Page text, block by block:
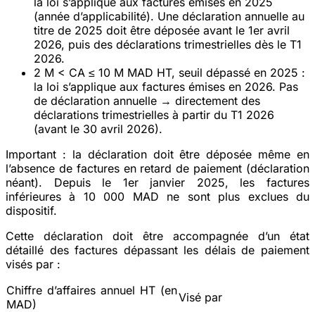
(année d’applicabilité). Une déclaration annuelle au
titre de 2025 doit être déposée avant le 1er avril
2026, puis des déclarations trimestrielles dès le T1
2026.
2 M < CA ≤ 10 M MAD HT, seuil dépassé en 2025 :
la loi s’applique aux factures émises en 2026. Pas
de déclaration annuelle → directement des
déclarations trimestrielles à partir du T1 2026
(avant le 30 avril 2026).
Important : la déclaration doit être déposée même en
l’absence de factures en retard de paiement (déclaration
néant). Depuis le 1er janvier 2025, les factures
inférieures à 10 000 MAD ne sont plus exclues du
dispositif.
Cette déclaration doit être accompagnée d’un état
détaillé des factures dépassant les délais de paiement
visés par :
Chiffre d’affaires annuel HT (en
MAD)
Visé par